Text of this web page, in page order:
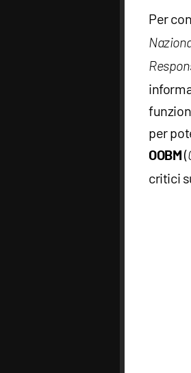
Per
per
OOBM (
critici